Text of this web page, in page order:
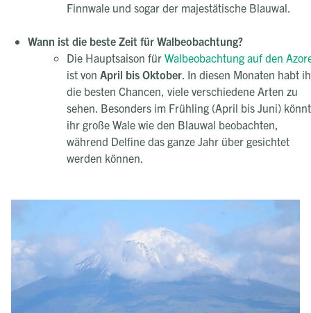
Finnwale und sogar der majestätische Blauwal.
Wann ist die beste Zeit für Walbeobachtung?
Die Hauptsaison für Walbeobachtung auf den
ist von April bis Oktober. In diesen Monaten habt
die besten Chancen, viele verschiedene Arten zu
sehen. Besonders im Frühling (April bis Juni) könnt
ihr große Wale wie den Blauwal beobachten,
während Delfine das ganze Jahr über gesichtet
werden können.